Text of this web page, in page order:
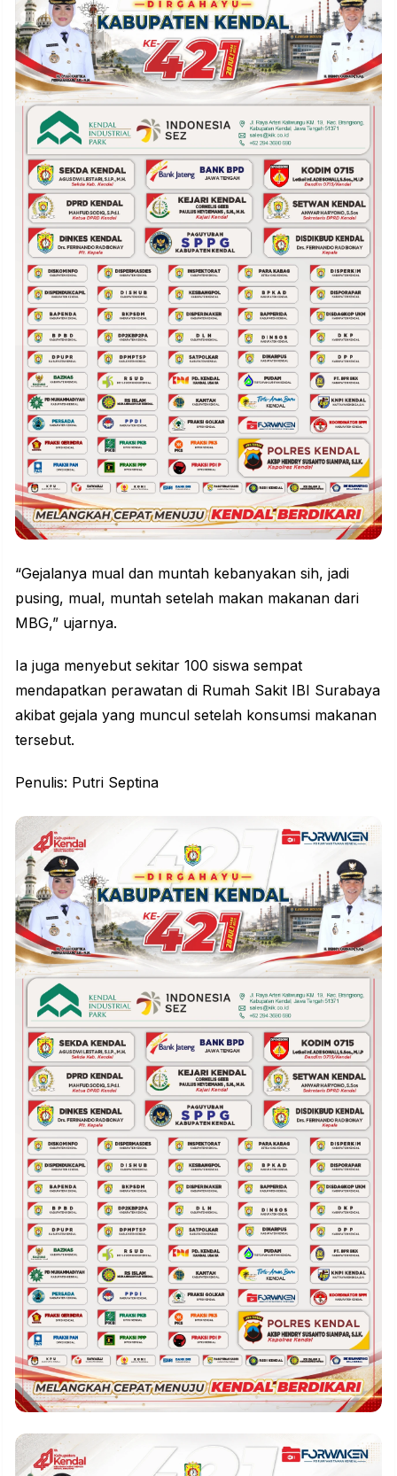
“Gejalanya mual dan muntah kebanyakan sih, jadi
pusing, mual, muntah setelah makan makanan dari
MBG,” ujarnya.
Ia juga menyebut sekitar 100 siswa sempat
mendapatkan perawatan di Rumah Sakit IBI Surabaya
akibat gejala yang muncul setelah konsumsi makanan
tersebut.
Penulis: Putri Septina